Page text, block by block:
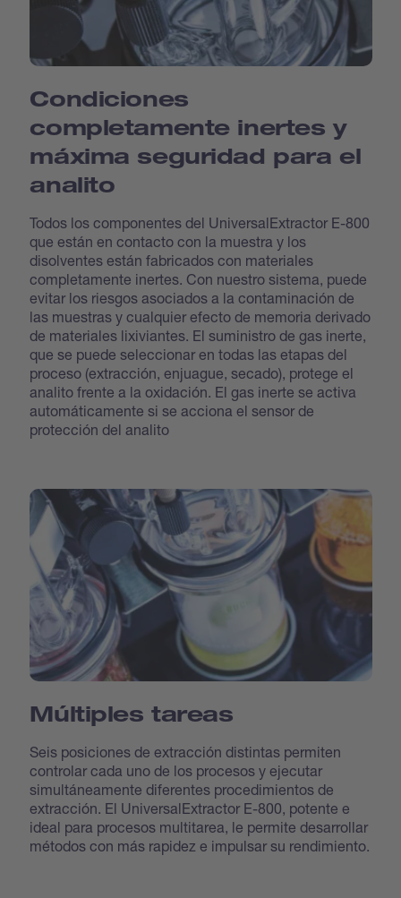
Condiciones
completamente inertes y
máxima seguridad para el
analito
Todos los componentes del UniversalExtractor E-800
que están en contacto con la muestra y los
disolventes están fabricados con materiales
completamente inertes. Con nuestro sistema, puede
evitar los riesgos asociados a la contaminación de
las muestras y cualquier efecto de memoria derivado
de materiales lixiviantes. El suministro de gas inerte,
que se puede seleccionar en todas las etapas del
proceso (extracción, enjuague, secado), protege el
analito frente a la oxidación. El gas inerte se activa
automáticamente si se acciona el sensor de
protección del analito
Múltiples tareas
Seis posiciones de extracción distintas permiten
controlar cada uno de los procesos y ejecutar
simultáneamente diferentes procedimientos de
extracción. El UniversalExtractor E-800, potente e
ideal para procesos multitarea, le permite desarrollar
métodos con más rapidez e impulsar su rendimiento.